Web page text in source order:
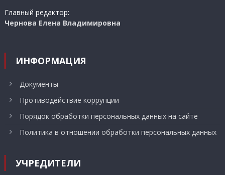
Главный редактор:
Чернова Елена Владимировна
ИНФОРМАЦИЯ
Документы
Противодействие коррупции
Порядок обработки персональных данных на сайте
Политика в отношении обработки персональных данных
УЧРЕДИТЕЛИ